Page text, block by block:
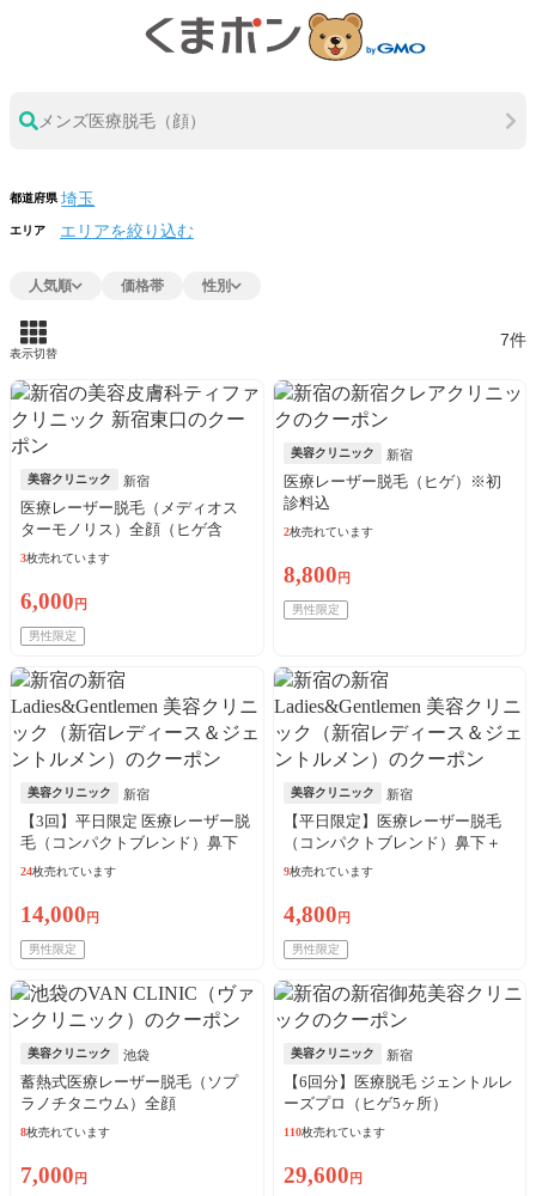
メンズ医療脱毛（顔）
都道府県
エリア エリアを絞り込む
人気順 価格帯 性別
表示切替
7件
美容クリニック 新宿
医療レーザー脱毛（メディオス
ターモノリス）全顔（ヒゲ含
む）or VIO※初診料込
3枚売れています
6,000 円
男性限定
美容クリニック 新宿
医療レーザー脱毛（ヒゲ）※初
診料込
2枚売れています
8,800 円
男性限定
美容クリニック 新宿
【3回】平日限定 医療レーザー脱
毛（コンパクトブレンド）鼻下
＋あご＋あご下※初診料込
24枚売れています
14,000 円
男性限定
美容クリニック 新宿
【平日限定】医療レーザー脱毛
（コンパクトブレンド）鼻下＋
あご＋あご下※初診料込
9枚売れています
4,800 円
男性限定
美容クリニック 池袋
蓄熱式医療レーザー脱毛（ソプ
ラノチタニウム）全顔
8枚売れています
7,000 円
美容クリニック 新宿
【6回分】医療脱毛 ジェントルレ
ーズプロ（ヒゲ5ヶ所）
110枚売れています
29,600 円